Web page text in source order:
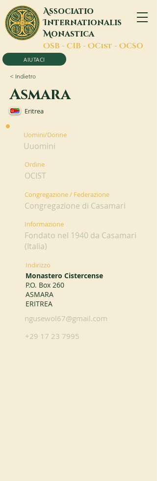
Associatio
Internationalis
Monastica
OSB - CIB - OCist - OCSO
AIUTACI
< Indietro
Asmara
Eritrea
Uomini/Donne
Uuomini
Ordine
OCIST
Congregazione / Federazione
Congregazione di Casamari
Informazione
Fondato nel 1940 da Casamari
(Italia)
Indirizzo
Monastero Cistercense
P.O. Box 260
ASMARA
ERITREA
ngusewol67@gmail.com
+29 17 23 7995